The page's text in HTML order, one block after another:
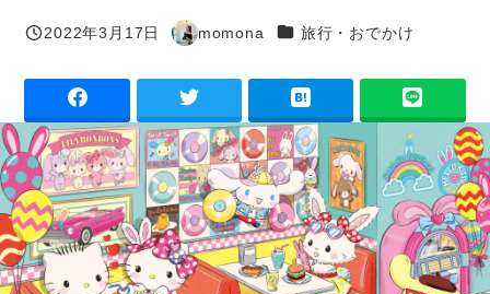
投稿日
2022年3月17日
著
momona カテゴリー
旅行・おでかけ